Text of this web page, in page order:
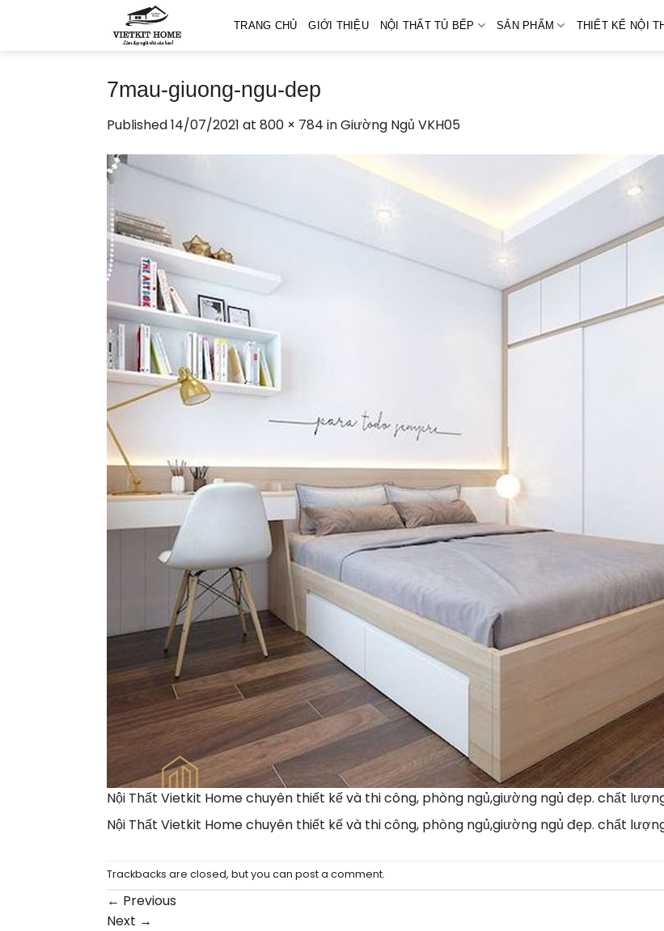
TRANG CHỦ GIỚI THIỆU NỘI THẤT TỦ BẾP SẢN PHẨM THIẾT KẾ NỘI
7mau-giuong-ngu-dep
Published14/07/2021 at 800 × 784 inGiường Ngủ VKH05
Nội Thất Vietkit Home chuyên thiết kế và thi công, phòng ngủ,giường ngủ đẹp. chất
Nội Thất Vietkit Home chuyên thiết kế và thi công, phòng ngủ,giường ngủ đẹp. chất
Trackbacks are closed, but you can post a comment.
← Previous
Next →